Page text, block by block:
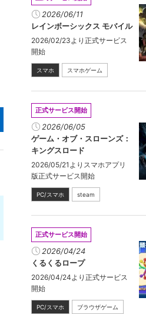
2026/06/11
レインボーシックス モバイル
2026/02/23より正式サービス
開始
スマホ スマホゲーム
正式サービス開始
2026/06/05
ゲーム・オブ・スローンズ：
キングスロード
2026/05/21よりスマホアプリ
版正式サービス開始
PC/スマホ steam
正式サービス開始
2026/04/24
くるくるロープ
2026/04/24より正式サービス
開始
PC/スマホ ブラウザゲーム